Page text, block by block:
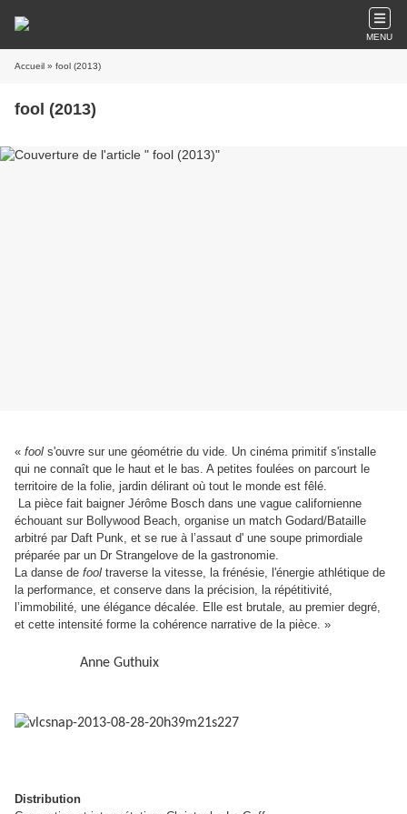
MENU
Accueil » fool (2013)
fool (2013)
« fool s'ouvre sur une géométrie du vide. Un cinéma primitif s'installe
qui ne connaît que le haut et le bas. A petites foulées on parcourt le
territoire de la folie, jardin délirant où tout le monde est fêlé.
La pièce fait baigner Jérôme Bosch dans une vague californienne
échouant sur Bollywood Beach, organise un match Godard/Bataille
arbitré par Daft Punk, et se rue à l’assaut d' une soupe primordiale
préparée par un Dr Strangelove de la gastronomie.
La danse de fool traverse la vitesse, la frénésie, l'énergie athlétique de
la performance, et conserve dans la précision, la répétitivité,
l’immobilité, une élégance décalée. Elle est brutale, au premier degré,
et cette intensité forme la cohérence narrative de la pièce. »
Anne Guthuix
Distribution